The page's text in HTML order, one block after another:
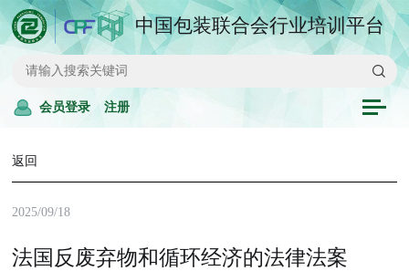
中国包装联合会行业培训平台
会员登录 注册
返回
2025/09/18
法国反废弃物和循环经济的法律法案